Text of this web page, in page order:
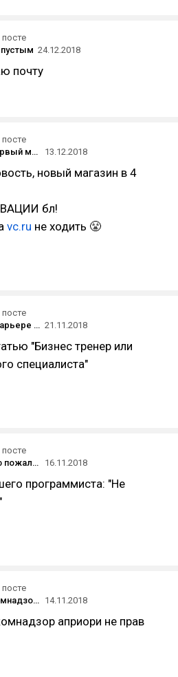
посте
24.12.2018
почту
посте
Amazon открыла первый магазин без продавцов в мини-формате в своём офисе
13.12.2018
новый магазин в 4
бл!
vc.ru не ходить 😤
посте
Путь интроверта в карьере и бизнесе 21.11.2018
"Бизнес тренер или
специалиста"
посте
Цитата: Герман Греф пожаловался на низкую лояльность разработчиков нового поколения
16.11.2018
программиста: "Не
посте
Как доказать Роскомнадзору, что он неправ 14.11.2018
априори не прав